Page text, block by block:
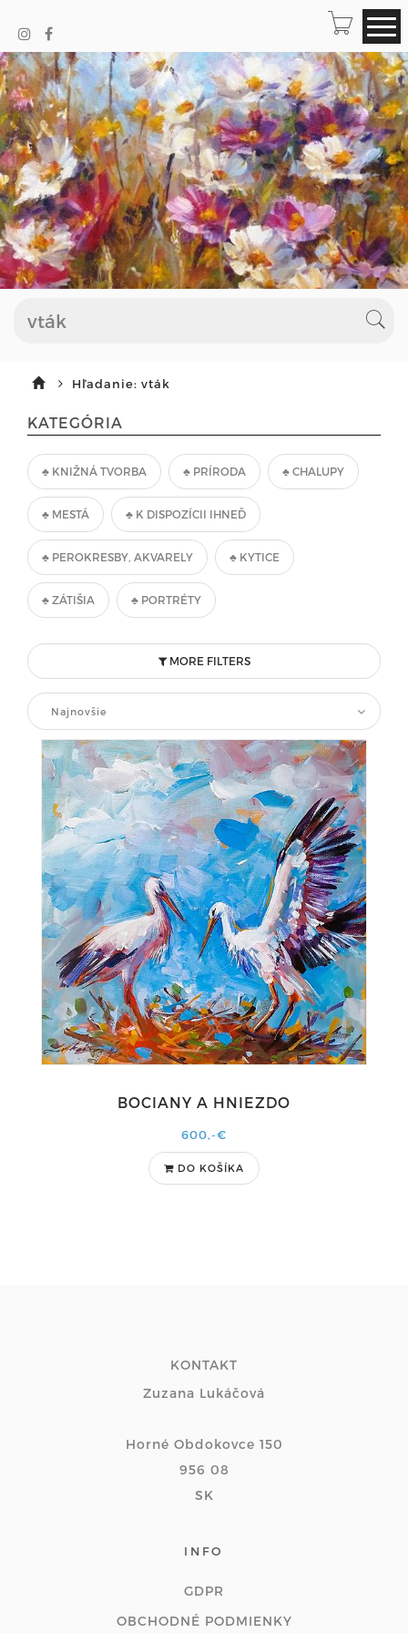
Hľadanie: vták
KATEGÓRIA
♣ KNIŽNÁ TVORBA ♣ PRÍRODA ♣ CHALUPY
♣ MESTÁ ♣ K DISPOZÍCII IHNEĎ
♣ PEROKRESBY, AKVARELY ♣ KYTICE
♣ ZÁTIŠIA ♣ PORTRÉTY
MORE FILTERS
Najnovšie
BOCIANY A HNIEZDO
600,-€
DO KOŠÍKA
KONTAKT
Zuzana Lukáčová
Horné Obdokovce 150
956 08
SK
INFO
GDPR
OBCHODNÉ PODMIENKY